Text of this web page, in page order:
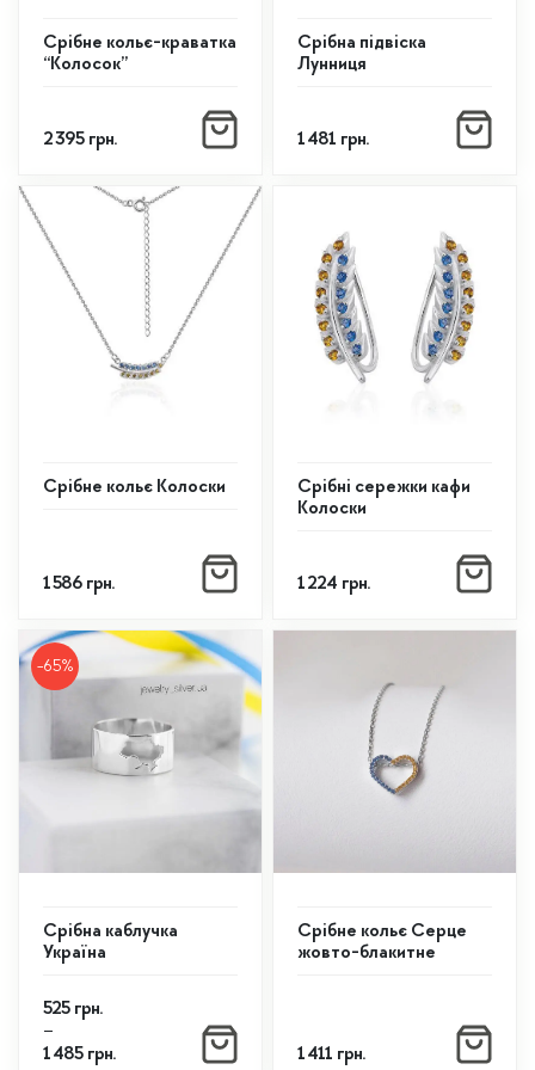
Срібне кольє-краватка
“Колосок”
2 395 грн.
Срібна підвіска
Лунниця
1 481 грн.
Срібне кольє Колоски
1 586 грн.
Срібні сережки кафи
Колоски
1 224 грн.
-65%
Срібна каблучка
Україна
525 грн.
–
1 485 грн.
Діапазон
цін:
від
Срібне кольє Серце
жовто-блакитне
1 411 грн.